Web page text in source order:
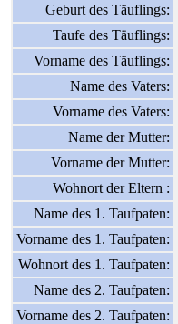
Geburt des Täuflings:
Taufe des Täuflings:
Vorname des Täuflings:
Name des Vaters:
Vorname des Vaters:
Name der Mutter:
Vorname der Mutter:
Wohnort der Eltern :
Name des 1. Taufpaten:
Vorname des 1. Taufpaten:
Wohnort des 1. Taufpaten:
Name des 2. Taufpaten:
Vorname des 2. Taufpaten: